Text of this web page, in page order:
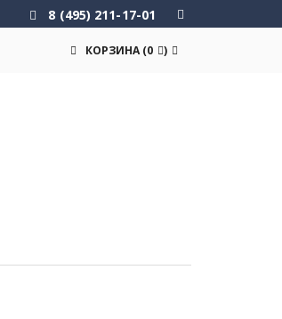
8 (495) 211-17-01
КОРЗИНА (0 )